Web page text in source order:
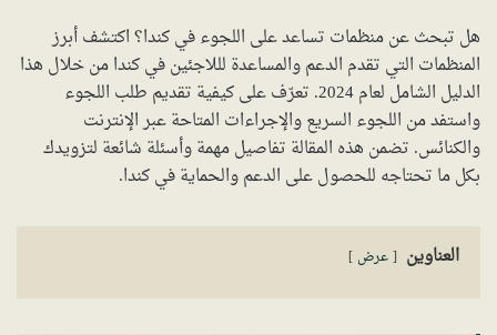
هل تبحث عن منظمات تساعد على اللجوء في كندا؟ اكتشف أبرز
المنظمات التي تقدم الدعم والمساعدة لللاجئين في كندا من خلال هذا
الدليل الشامل لعام 2024. تعرّف على كيفية تقديم طلب اللجوء
واستفد من اللجوء السريع والإجراءات المتاحة عبر الإنترنت
والكنائس. تضمن هذه المقالة تفاصيل مهمة وأسئلة شائعة لتزويدك
بكل ما تحتاجه للحصول على الدعم والحماية في كندا.
العناوين عرض